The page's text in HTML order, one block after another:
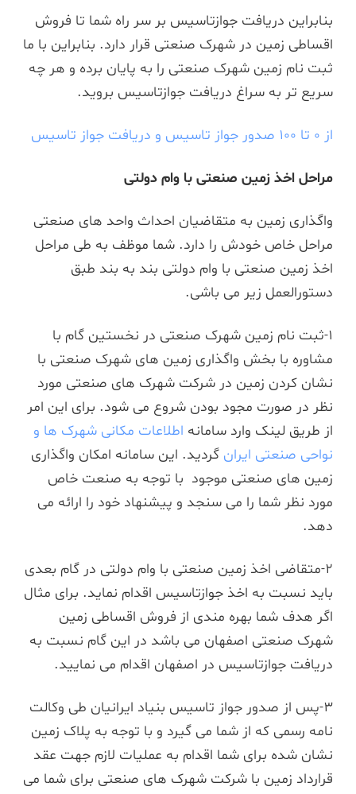
بنابراین دریافت جوازتاسیس بر سر راه شما تا فروش
اقساطی زمین در شهرک صنعتی قرار دارد. بنابراین با ما
ثبت نام زمین شهرک صنعتی را به پایان برده و هر چه
سریع تر به سراغ دریافت جوازتاسیس بروید.
از 0 تا 100 صدور جواز تاسیس و دریافت جواز تاسیس
مراحل اخذ زمین صنعتی با وام دولتی
واگذاری زمین به متقاضیان احداث واحد های صنعتی
مراحل خاص خودش را دارد. شما موظف به طی مراحل
اخذ زمین صنعتی با وام دولتی بند به بند طبق
دستورالعمل زیر می باشی.
1-ثبت نام زمین شهرک صنعتی در نخستین گام با
مشاوره با بخش واگذاری زمین های شهرک صنعتی با
نشان کردن زمین در شرکت شهرک های صنعتی مورد
نظر در صورت مجود بودن شروع می شود. برای این امر
از طریق لینک وارد سامانه اطلاعات مکانی شهرک ها و
نواحی صنعتی ایران گردید. این سامانه امکان واگذاری
زمین های صنعتی موجود با توجه به صنعت خاص
مورد نظر شما را می سنجد و پیشنهاد خود را ارائه می
دهد.
2-متقاضی اخذ زمین صنعتی با وام دولتی در گام بعدی
باید نسبت به اخذ جوازتاسیس اقدام نماید. برای مثال
اگر هدف شما بهره مندی از فروش اقساطی زمین
شهرک صنعتی اصفهان می باشد در این گام نسبت به
دریافت جوازتاسیس در اصفهان اقدام می نمایید.
3-پس از صدور جواز تاسیس بنیاد ایرانیان طی وکالت
نامه رسمی که از شما می گیرد و با توجه به پلاک زمین
نشان شده برای شما اقدام به عملیات لازم جهت عقد
قرارداد زمین با شرکت شهرک های صنعتی برای شما می